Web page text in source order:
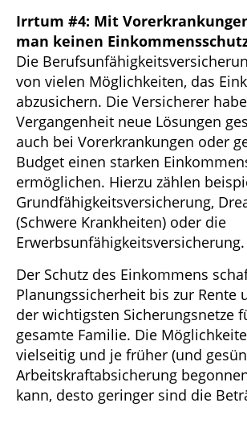
Irrtum #4: Mit
man keinen
Die
von vielen Möglichkeiten, das
abzusichern. Die Versicherer
Vergangenheit neue Lösungen
auch bei Vorerkrankungen oder
Budget einen starken
ermöglichen. Hierzu zählen
Grundfähigkeitsversicherung,
(Schwere Krankheiten) oder die
Erwerbsunfähigkeitsversicherung.
Der Schutz des Einkommens
Planungssicherheit bis zur Rente
der wichtigsten Sicherungsnetze
gesamte Familie. Die
vielseitig und je früher (und
Arbeitskraftabsicherung
kann, desto geringer sind die